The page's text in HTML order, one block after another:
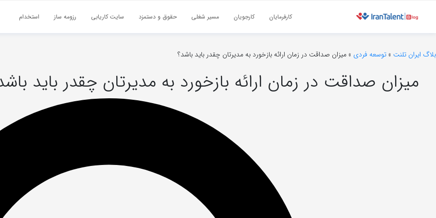
کارفرمایان کارجویان مسیر شغلی حقوق و دستمزد سایت کاریابی رزومه ساز استخدام
بلاگ ایران تلنت » توسعه فردی » میزان صداقت در زمان ارائه بازخورد به مدیرتان چقدر باید باشد؟
میزان صداقت در زمان ارائه بازخورد به مدیرتان چقدر باید